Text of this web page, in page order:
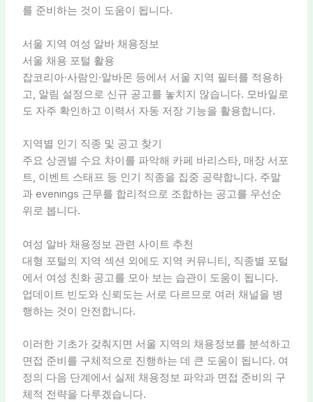
를 준비하는 것이 도움이 됩니다.
서울 지역 여성 알바 채용정보
서울 채용 포털 활용
잡코리아·사람인·알바몬 등에서 서울 지역 필터를 적용하
고, 알림 설정으로 신규 공고를 놓치지 않습니다. 모바일로
도 자주 확인하고 이력서 자동 저장 기능을 활용합니다.
지역별 인기 직종 및 공고 찾기
주요 상권별 수요 차이를 파악해 카페 바리스타, 매장 서포
트, 이벤트 스태프 등 인기 직종을 집중 공략합니다. 주말
과 evenings 근무를 합리적으로 조합하는 공고를 우선순
위로 봅니다.
여성 알바 채용정보 관련 사이트 추천
대형 포털의 지역 섹션 외에도 지역 커뮤니티, 직종별 포털
에서 여성 친화 공고를 모아 보는 습관이 도움이 됩니다.
업데이트 빈도와 신뢰도는 서로 다르므로 여러 채널을 병
행하는 것이 안전합니다.
이러한 기초가 갖춰지면 서울 지역의 채용정보를 분석하고
면접 준비를 구체적으로 진행하는 데 큰 도움이 됩니다. 여
정의 다음 단계에서 실제 채용정보 파악과 면접 준비의 구
체적 전략을 다루겠습니다.